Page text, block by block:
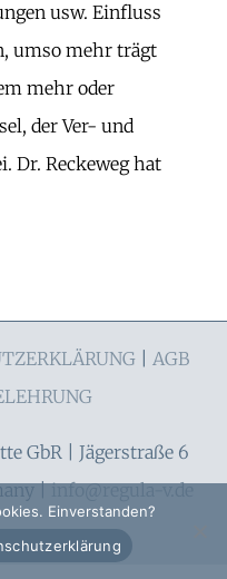
usw. Einfluss
umso mehr trägt
mehr oder
der Ver- und
Dr. Reckeweg hat
AGB
GbR | Jägerstraße 6
|info@regula-v.de
Einverstanden?